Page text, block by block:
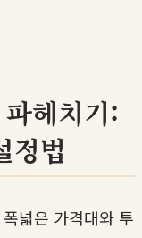
헤치기:
정법
넓은 가격대와 투